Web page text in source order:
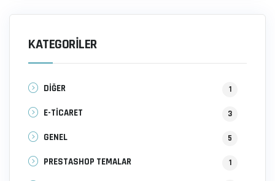
KATEGORILER
DİĞER 1
E-TİCARET 3
GENEL 5
PRESTASHOP TEMALAR 1